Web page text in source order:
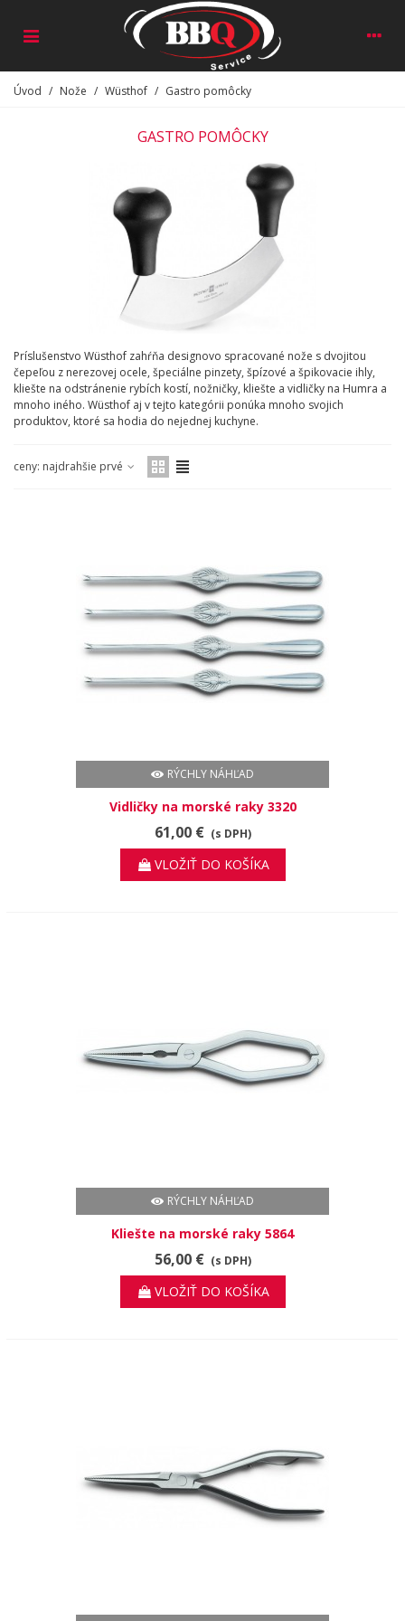
Úvod / Nože / Wüsthof / Gastro pomôcky
GASTRO POMÔCKY
Príslušenstvo Wüsthof zahŕňa designovo spracované nože s dvojitou
čepeľou z nerezovej ocele, špeciálne pinzety, špízové a špikovacie ihly,
kliešte na odstránenie rybích kostí, nožničky, kliešte a vidličky na Humra a
mnoho iného. Wüsthof aj v tejto kategórii ponúka mnoho svojich
produktov, ktoré sa hodia do nejednej kuchyne.
ceny: najdrahšie prvé
RÝCHLY NÁHĽAD
Vidličky na morské raky 3320
61,00 € (s DPH)
VLOŽIŤ DO KOŠÍKA
RÝCHLY NÁHĽAD
Kliešte na morské raky 5864
56,00 € (s DPH)
VLOŽIŤ DO KOŠÍKA